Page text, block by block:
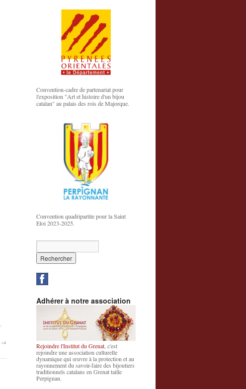
.
→
Convention-cadre de partenariat pour
l'exposition "Art et histoire d'un bijou
catalan" au palais des rois de Majorque.
Convention quadripartite pour la Saint
Eloi 2023-2025.
Adhérer à notre association
Rejoindre l'Institut du Grenat , c'est
rejoindre une association culturelle
dynamique qui œuvre à la protection et au
rayonnement du savoir-faire des bijoutiers
traditionnels catalans en Grenat taille
Perpignan.